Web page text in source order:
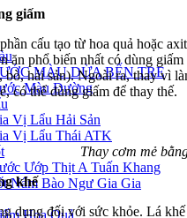
MÀU DỪA BẾN TRE
Màu Đường
Vị Lẩu Hải Sản
Vị Lẩu Thái ATK
Ướp Thịt A Tuấn Khang
Nấm Bào Ngư Gia Gia
Hoa Quả
giấm
cấu tạo từ hoa quả hoặc
ăn phổ biến nhất có dùng giấm
bò, hải sản). Ngoài ra, thay vì
có thể dùng giấm để thay thế.
hay cơm mẻ
khế
dụng đối với sức khỏe. Lá khế